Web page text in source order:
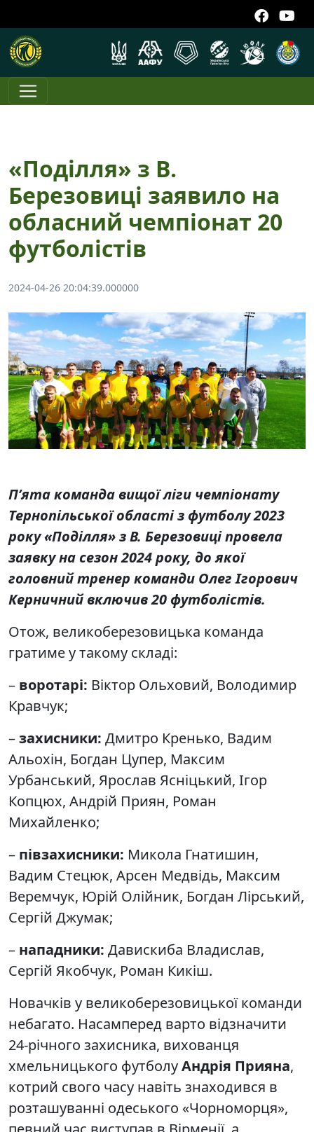
«Поділля» з В.
Березовиці заявило на
обласний чемпіонат 20
футболістів
2024-04-26 20:04:39.000000
П’ята команда вищої ліги чемпіонату
Тернопільської області з футболу 2023
року «Поділля» з В. Березовиці провела
заявку на сезон 2024 року, до якої
головний тренер команди Олег Ігорович
Керничний включив 20 футболістів.
Отож, великоберезовицька команда
гратиме у такому складі:
– воротарі: Віктор Ольховий, Володимир
Кравчук;
–захисники: Дмитро Кренько, Вадим
Альохін, Богдан Цупер, Максим
Урбанський, Ярослав Ясніцький, Ігор
Копцюх, Андрій Приян, Роман
Михайленко;
– півзахисники: Микола Гнатишин,
Вадим Стецюк, Арсен Медвідь, Максим
Веремчук, Юрій Олійник, Богдан Лірський,
Сергій Джумак;
– нападники: Давискиба Владислав,
Сергій Якобчук, Роман Кикіш.
Новачків у великоберезовицької команди
небагато. Насамперед варто відзначити
24-річного захисника, вихованця
хмельницького футболуАндрія Прияна,
котрий свого часу навіть знаходився в
розташуванні одеського «Чорноморця»,